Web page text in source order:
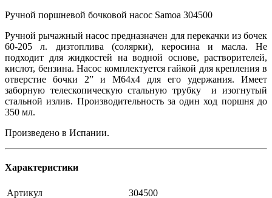
Ручной поршневой бочковой насос Samoa 304500
Ручной рычажный насос предназначен для перекачки из бочек
60-205 л. дизтоплива (солярки), керосина и масла. Не
подходит для жидкостей на водной основе, растворителей,
кислот, бензина. Насос комплектуется гайкой для крепления в
отверстие бочки 2” и М64х4 для его удержания. Имеет
заборную телескопическую стальную трубку и изогнутый
стальной излив. Производительность за один ход поршня до
350 мл.
Произведено в Испании.
Характеристики
Артикул
304500